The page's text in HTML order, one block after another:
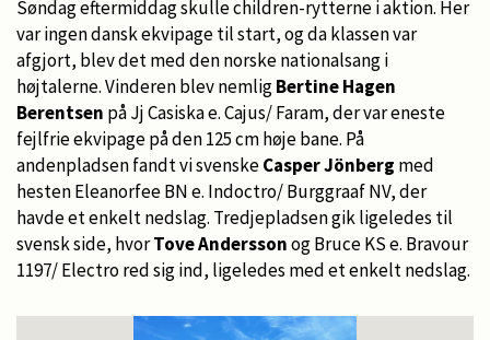
Søndag eftermiddag skulle children-rytterne i aktion. Her
var ingen dansk ekvipage til start, og da klassen var
afgjort, blev det med den norske nationalsang i
højtalerne. Vinderen blev nemligBertine Hagen
Berentsen på Jj Casiska e. Cajus/ Faram, der var eneste
fejlfrie ekvipage på den 125 cm høje bane. På
andenpladsen fandt vi svenskeCasper Jönberg med
hesten Eleanorfee BN e. Indoctro/ Burggraaf NV, der
havde et enkelt nedslag. Tredjepladsen gik ligeledes til
svensk side, hvorTove Anderssonog Bruce KS e. Bravour
1197/ Electro red sig ind, ligeledes med et enkelt nedslag.